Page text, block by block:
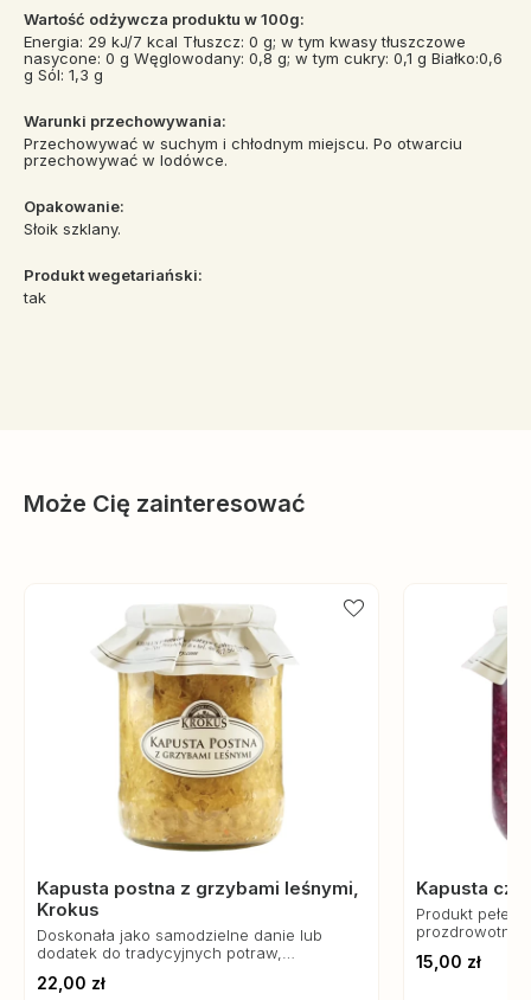
Wartość odżywcza produktu w 100g:
Energia: 29 kJ/7 kcal Tłuszcz: 0 g; w tym kwasy tłuszczowe
nasycone: 0 g Węglowodany: 0,8 g; w tym cukry: 0,1 g Białko:0,6
g Sól: 1,3 g
Warunki przechowywania:
Przechowywać w suchym i chłodnym miejscu. Po otwarciu
przechowywać w lodówce.
Opakowanie:
Słoik szklany.
Produkt wegetariański:
tak
Może Cię zainteresować
Kapusta postna z grzybami leśnymi,
Krokus
Doskonała jako samodzielne danie lub
dodatek do tradycyjnych potraw,
postnym.
22,00 zł
Kapusta
Produkt pełen
15,00 zł